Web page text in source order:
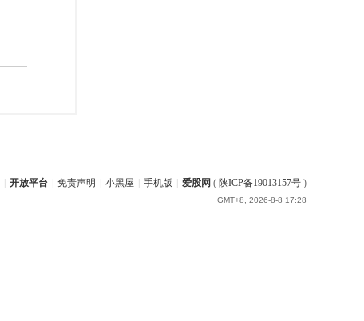
开放平台 免责声明 小黑屋 手机版 爱股网 ( 陕ICP备19013157号 )
GMT+8, 2026-8-8 17:28